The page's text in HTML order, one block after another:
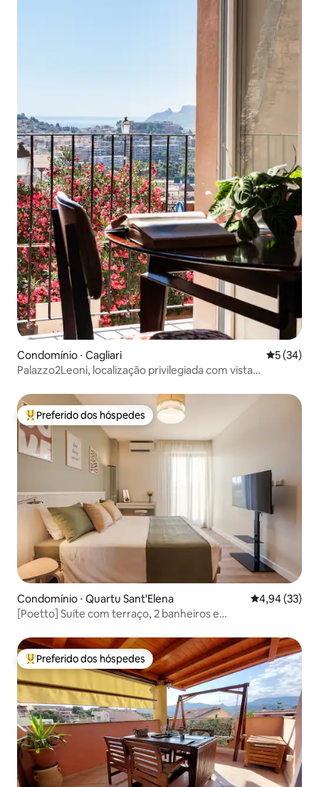
Condomínio ⋅ Cagliari 5 de uma
5 (34)
Palazzo2Leoni, localização privilegiada com vista
Entre os melhores preferidos dos hóspedes
Preferido dos hóspedes
Condomínio ⋅ Quartu Sant'Elena 4,94 de uma
4,94 (33)
[Poetto] Suíte com terraço, 2 banheiros e
Entre os melhores preferidos dos hóspedes
Preferido dos hóspedes